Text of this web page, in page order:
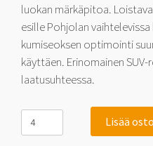
luokan märkäpitoa.
esille Pohjolan
kumiseoksen optimointi
käyttäen. Erinomainen
laatusuhteessa.
Linglong
Sport
Master
Lisää